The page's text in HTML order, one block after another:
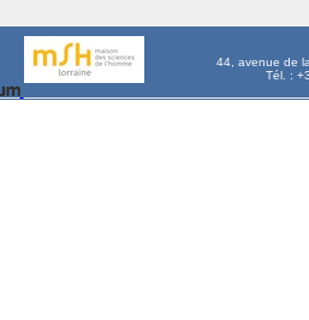
44, avenue de
Tél. :